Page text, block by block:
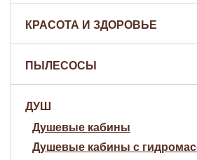
КРАСОТА И ЗДОРОВЬЕ
ПЫЛЕСОСЫ
ДУШ
Душевые кабины
Душевые кабины с